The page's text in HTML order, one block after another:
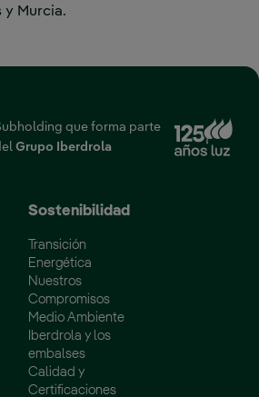
y Murcia.
que forma parte
Grupo Iberdrola
Sostenibilidad
Transición
Energética
Nuestros
Compromisos
Medio Ambiente
Iberdrola y los
embalses
Calidad y
Certificaciones